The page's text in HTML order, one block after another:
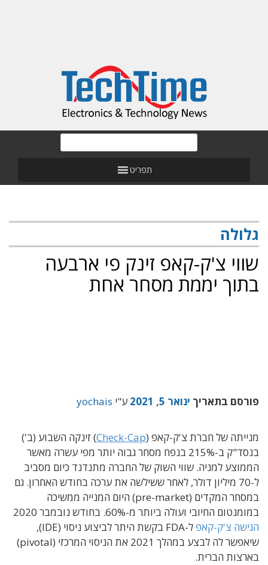
תפריט
גלולה
שווי צ'ק-קאפ זינק פי ארבעה
בתוך יממת מסחר אחת
פורסם בתאריך ינואר 5, 2021 ע"י yochais
מנייתה של חברת צ'ק-קאפ (Check-Cap) זינקה השבוע (ב')
בנסד"ק ב-215% בנפח מסחר גבוה יותר מפי עשרה מאשר
הממוצע למניה. שווי השוק של החברה מתנדנד כיום מסביב
ל-70 מיליון דולר, לאחר ששילשה את ערכה בחודש האחרון. גם
במסחר המקדים (pre-market) היום המנייה ממשיכה
במומנטום החיובי ועולה ביותר מ-60%. בחודש נובמבר 2020
הגישה צ'ק-קאפ
ל-FDA בקשת היתר לביצוע ניסוי (IDE),
שיאפשר לה לבצע במהלך 2021 את הניסוי המרכזי (pivotal)
בארצות הברית.